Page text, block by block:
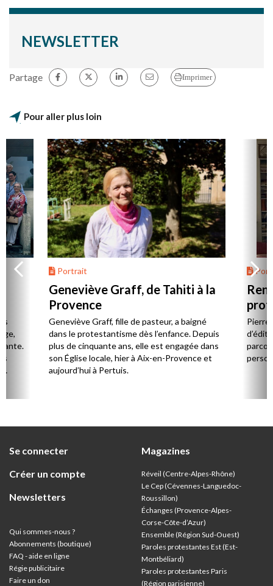
NEWSLETTER
Partage Imprimer
Pour aller plus loin
Portrait
Geneviève Graff, de Tahiti à la
Provence
Geneviève Graff, fille de pasteur, a baigné
dans le protestantisme dès l’enfance. Depuis
plus de cinquante ans, elle est engagée dans
son Église locale, hier à Aix-en-Provence et
aujourd’hui à Pertuis.
Se connecter
Créer un compte
Newsletters
Qui sommes-nous ?
Abonnements (boutique)
FAQ - aide en ligne
Régie publicitaire
Faire un don
Magazines
Réveil (Centre-Alpes-Rhône)
Le Cep (Cévennes-Languedoc-
Roussillon)
Échanges (Provence-Alpes-
Corse-Côte-d’Azur)
Ensemble (Région Sud-Ouest)
Paroles protestantes Est (Est-
Montbéliard)
Paroles protestantes Paris
(Région parisienne)